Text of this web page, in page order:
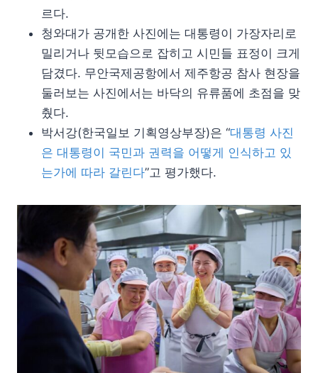
르다.
청와대가 공개한 사진에는 대통령이 가장자리로
밀리거나 뒷모습으로 잡히고 시민들 표정이 크게
담겼다. 무안국제공항에서 제주항공 참사 현장을
둘러보는 사진에서는 바닥의 유류품에 초점을 맞
췄다.
박서강(한국일보 기획영상부장)은 “대통령 사진
은 대통령이 국민과 권력을 어떻게 인식하고 있
는가에 따라 갈린다”고 평가했다.